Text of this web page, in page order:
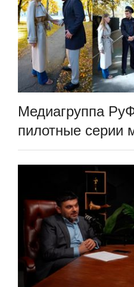
Медиагруппа
пилотные серии